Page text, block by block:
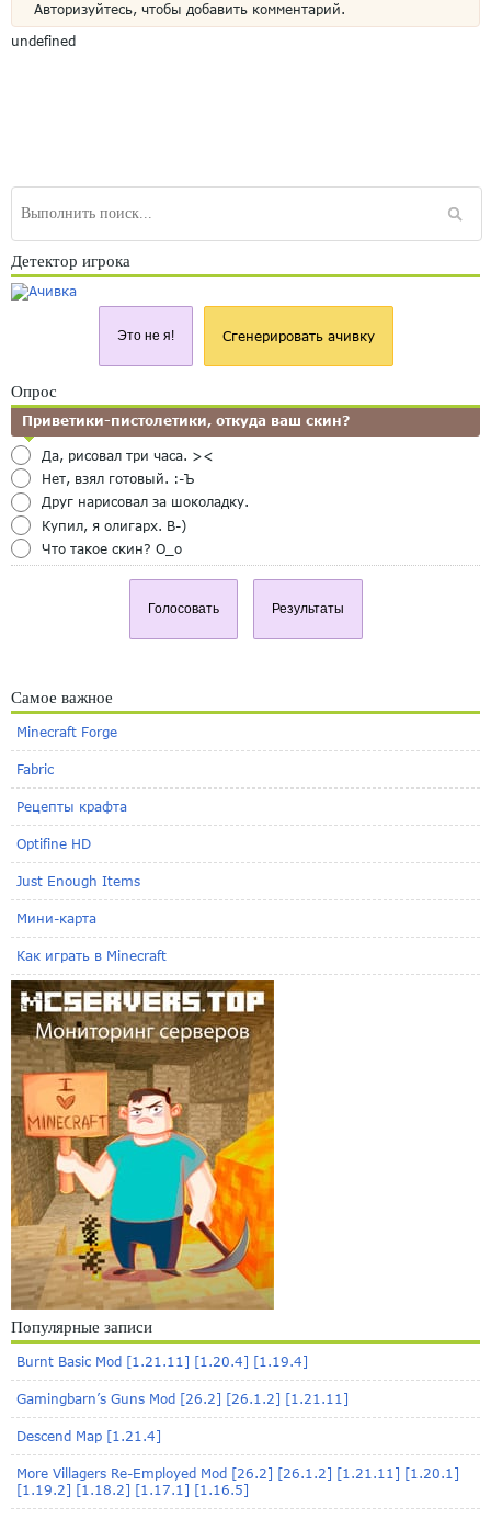
Авторизуйтесь, чтобы добавить комментарий.
undefined
Детектор игрока
Это не я! Сгенерировать ачивку
Опрос
Приветики-пистолетики, откуда ваш скин?
Да, рисовал три часа. ><
Нет, взял готовый. :-Ъ
Друг нарисовал за шоколадку.
Купил, я олигарх. B-)
Что такое скин? O_o
Голосовать Результаты
Самое важное
Minecraft Forge
Fabric
Рецепты крафта
Optifine HD
Just Enough Items
Мини-карта
Как играть в Minecraft
Популярные записи
Burnt Basic Mod [1.21.11] [1.20.4] [1.19.4]
Gamingbarn’s Guns Mod [26.2] [26.1.2] [1.21.11]
Descend Map [1.21.4]
More Villagers Re-Employed Mod [26.2] [26.1.2] [1.21.11] [1.20.1]
[1.19.2] [1.18.2] [1.17.1] [1.16.5]